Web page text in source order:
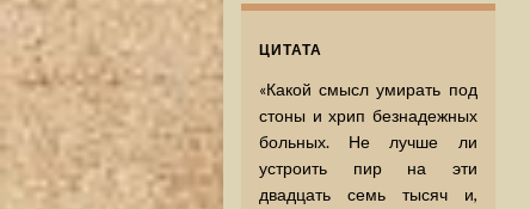
ЦИТАТА
«Какой смысл умирать под
стоны и хрип безнадежных
больных. Не лучше ли
устроить пир на эти
двадцать семь тысяч и,